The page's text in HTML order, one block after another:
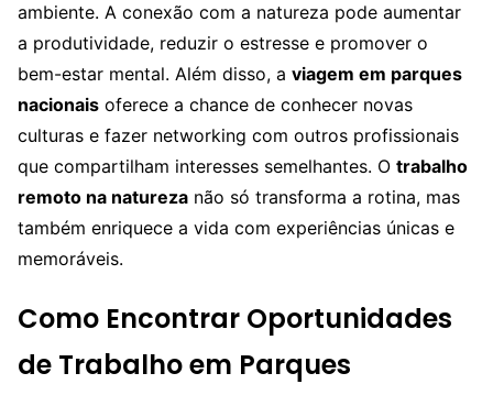
ambiente. A conexão com a natureza pode aumentar
a produtividade, reduzir o estresse e promover o
bem-estar mental. Além disso, a viagem em parques
nacionais oferece a chance de conhecer novas
culturas e fazer networking com outros profissionais
que compartilham interesses semelhantes. O trabalho
remoto na natureza não só transforma a rotina, mas
também enriquece a vida com experiências únicas e
memoráveis.
Como Encontrar Oportunidades
de Trabalho em Parques